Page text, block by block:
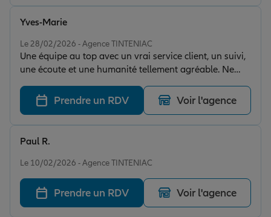
Le 28/02/2026 - Agence TINTENIAC
Une équipe au top avec un vrai service client, un suivi,
une écoute et une humanité tellement agréable. Ne
pas tomber sur une plate forme, et avoir toujours le
même interlocuteur, disponible en présentiel, c'est rare
de nos jours !
Yves-Marie
Prendre un RDV Voir l'agence
Le 10/02/2026 - Agence TINTENIAC
Paul R.
Prendre un RDV Voir l'agence